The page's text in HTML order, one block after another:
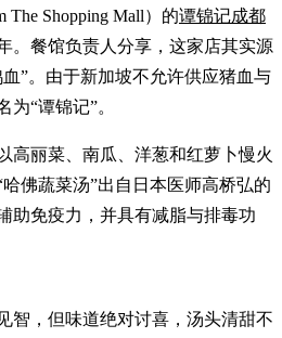
Shopping Mall）的谭锦记成都
。餐馆负责人分享，这家店其实源
”。由于新加坡不允许供应猪血与
为“谭锦记”。
高丽菜、南瓜、洋葱和红萝卜慢火
佛蔬菜汤”出自日本医师高桥弘的
助免疫力，并具有减脂与排毒功
智，但味道绝对讨喜，汤头清甜不